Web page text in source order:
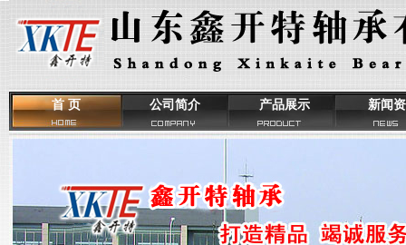
首 页 公司简介 产品展示 新闻